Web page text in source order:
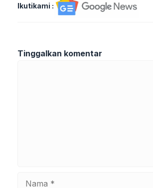
Ikutikami :
Tinggalkan komentar